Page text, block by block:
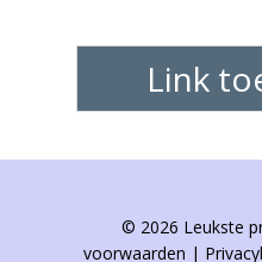
Link
© 2026 Leukste
voorwaarden |